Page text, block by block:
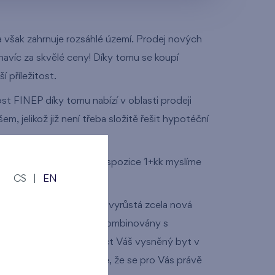
od nejvyššího patra
zahrnuje rozsáhlé území. Prodej nových
za skvělé ceny! Díky tomu se koupí
příležitost.
FINEP díky tomu nabízí v oblasti prodeji
jelikož již není třeba složitě řešit hypotéční
Již při přípravě dispozice 1+kk myslíme
metra B - Stodůlky vyrůstá zcela nová
které jsou chytře kombinovány s
Nenechte si utéct Váš vysněný byt v
bytů. Věříme, že se pro Vás právě
CS EN